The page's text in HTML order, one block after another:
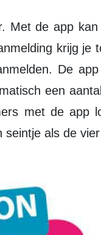
krijg je
De
een
met de app
als de